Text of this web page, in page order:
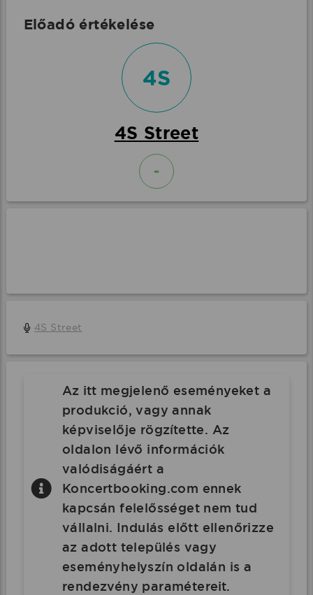
Előadó értékelése
4S
4S Street
-
4S Street
Az itt megjelenő eseményeket a
produkció, vagy annak
képviselője rögzítette. Az
oldalon lévő információk
valódiságáért a
Koncertbooking.com ennek
kapcsán felelősséget nem tud
vállalni. Indulás előtt ellenőrizze
az adott település vagy
eseményhelyszín oldalán is a
rendezvény paramétereit.